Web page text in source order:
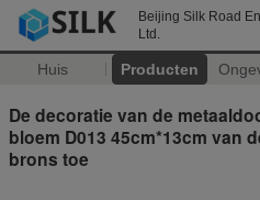
Beijing Silk Road
Ltd.
Huis Producten
De decoratie van de
bloem D013 45cm*13cm van
brons toe